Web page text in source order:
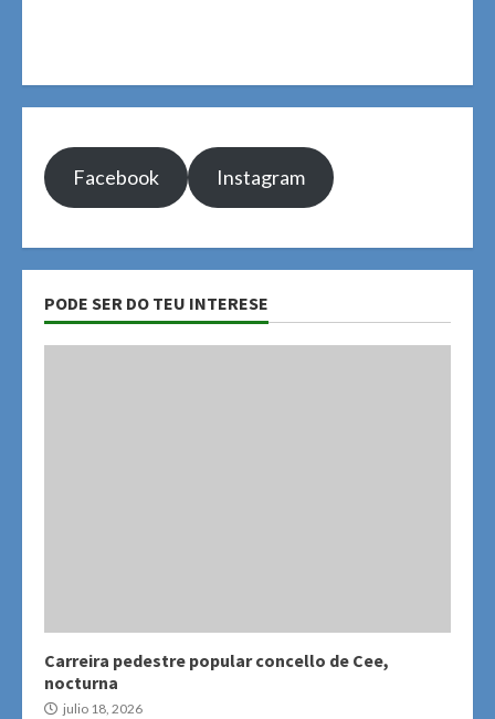
Facebook Instagram
PODE SER DO TEU INTERESE
Carreira pedestre popular concello de Cee,
nocturna
julio 18, 2026